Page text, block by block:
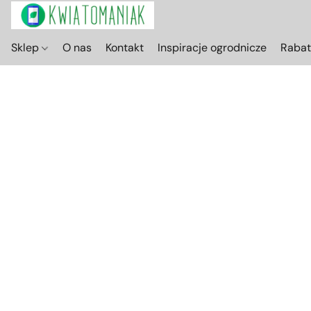
Sklep O nas Kontakt Inspiracje ogrodnicze